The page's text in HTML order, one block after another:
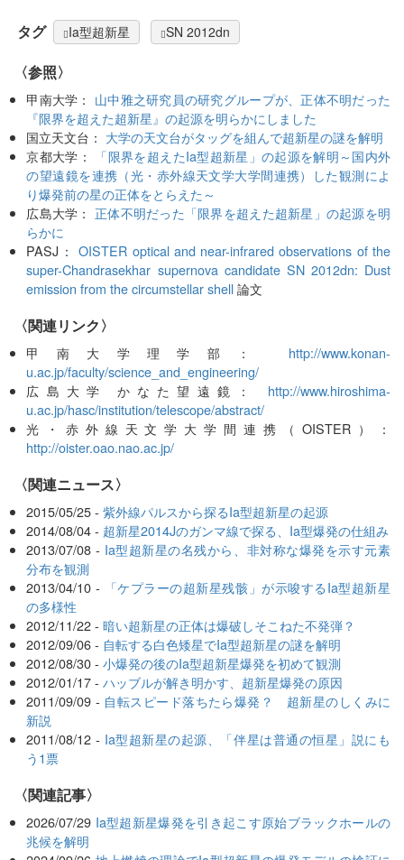
タグ Ia型超新星 SN 2012dn
〈参照〉
甲南大学： 山中雅之研究員の研究グループが、正体不明だった
『限界を超えた超新星』の起源を明らかにしました
国立天文台： 大学の天文台がタッグを組んで超新星の謎を解明
京都大学：
「限界を超えたIa型超新星」の起源を解明～国内外
の望遠鏡を連携（光・赤外線天文学大学間連携）した観測によ
り爆発前の星の正体をとらえた～
広島大学：正体不明だった「限界を超えた超新星」の起源を明
らかに
PASJ：OISTER optical and near-infrared observations of the
super-Chandrasekhar supernova candidate SN 2012dn: Dust
emission from the circumstellar shell論文
〈関連リンク〉
甲南大学理学部： http://www.konan-
u.ac.jp/faculty/science_and_engineering/
広島大学 かなた望遠鏡： http://www.hiroshima-
u.ac.jp/hasc/institution/telescope/abstract/
光・赤外線天文学大学間連携（OISTER）：
http://oister.oao.nao.ac.jp/
〈関連ニュース〉
2015/05/25 -紫外線パルスから探るIa型超新星の起源
2014/08/04 - 超新星2014Jのガンマ線で探る、Ia型爆発の仕組み
2013/07/08 - Ia型超新星の名残から、非対称な爆発を示す元素
分布を観測
2013/04/10 -
「ケプラーの超新星残骸」が示唆するIa型超新星
の多様性
2012/11/22 -暗い超新星の正体は爆破しそこねた不発弾？
2012/09/06 - 自転する白色矮星でIa型超新星の謎を解明
2012/08/30 -小爆発の後のIa型超新星爆発を初めて観測
2012/01/17 -ハッブルが解き明かす、超新星爆発の原因
2011/09/09 - 自転スピード落ちたら爆発？ 超新星のしくみに
新説
2011/08/12 - Ia型超新星の起源、「伴星は普通の恒星」説にも
う1票
関連記事
2026/07/29 Ia型超新星爆発を引き起こす原始ブラックホールの
兆候を解明